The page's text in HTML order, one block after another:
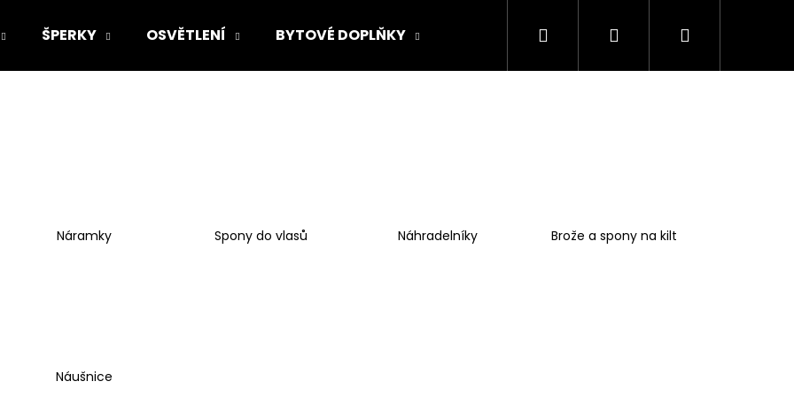
ŠPERKY OSVĚTLENÍ BYTOVÉ DOPLŇKY ORIGINAL DESIGN Obchodní podmínky
Hledat PřihlášeníNákupní
Náramky Spony do vlasů Náhradelníky Brože a spony na kilt
Náušnice
Doporučujeme